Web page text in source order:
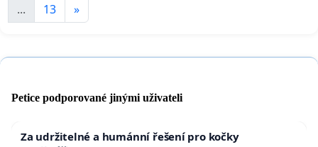
...
13 »
Petice podporované jinými uživateli
Za udržitelné a humánní řešení pro kočky